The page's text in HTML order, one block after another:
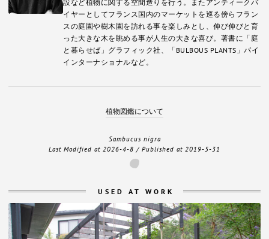
設など植物に関する空間造りを行う。またアンティークバ
イヤーとしてフランス国内のマーケットを巡る傍らフラン
スの庭園や樹木園を訪れる事を楽しみとし、伸び伸びと育
った大きな木を眺める事が人生の大きな喜び。著書に「庭
と暮らせば」グラフィック社、「BULBOUS PLANTS」パイ
インターナショナルなど。
植物図鑑について
Sambucus nigra
Last Modified at 2026-4-8 / Published at 2019-5-31
USED AT WORK